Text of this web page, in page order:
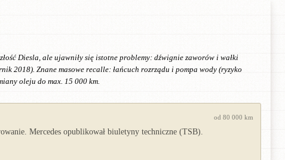
Diesla, ale ujawniły się istotne problemy: dźwignie zaworów i wałki
2018). Znane masowe recalle: łańcuch rozrządu i pompa wody (ryzyko
oleju do max. 15 000 km.
od 80 000 km
Mercedes opublikował biuletyny techniczne (TSB).